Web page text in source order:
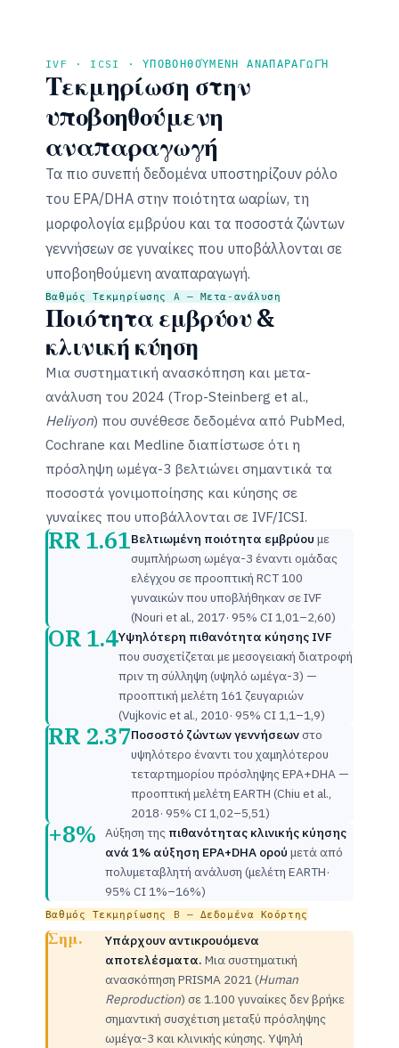
IVF · ICSI · ΥΠΟΒΟΗΘΟΎΜΕΝΗ ΑΝΑΠΑΡΑΓΩΓΉ
Τεκμηρίωση στην
υποβοηθούμενη
αναπαραγωγή
Τα πιο συνεπή δεδομένα υποστηρίζουν ρόλο
του EPA/DHA στην ποιότητα ωαρίων, τη
μορφολογία εμβρύου και τα ποσοστά ζώντων
γεννήσεων σε γυναίκες που υποβάλλονται σε
υποβοηθούμενη αναπαραγωγή.
Βαθμός Τεκμηρίωσης A — Μετα-ανάλυση
Ποιότητα εμβρύου &
κλινική κύηση
Μια συστηματική ανασκόπηση και μετα-
ανάλυση του 2024 (Trop-Steinberg et al.,
Heliyon) που συνέθεσε δεδομένα από PubMed,
Cochrane και Medline διαπίστωσε ότι η
πρόσληψη ωμέγα-3 βελτιώνει σημαντικά τα
ποσοστά γονιμοποίησης και κύησης σε
γυναίκες που υποβάλλονται σε IVF/ICSI.
RR 1.61Βελτιωμένη ποιότητα εμβρύου με
συμπλήρωση ωμέγα-3 έναντι ομάδας
ελέγχου σε προοπτική RCT 100
γυναικών που υποβλήθηκαν σε IVF
(Nouri et al., 2017· 95% CI 1,01–2,60)
OR 1.4Υψηλότερη πιθανότητα κύησης IVF
που συσχετίζεται με μεσογειακή διατροφή
πριν τη σύλληψη (υψηλό ωμέγα-3) —
προοπτική μελέτη 161 ζευγαριών
(Vujkovic et al., 2010· 95% CI 1,1–1,9)
RR 2.37Ποσοστό ζώντων γεννήσεωνστο
υψηλότερο έναντι του χαμηλότερου
τεταρτημορίου πρόσληψης EPA+DHA —
προοπτική μελέτη EARTH (Chiu et al.,
2018· 95% CI 1,02–5,51)
+8% Αύξηση της πιθανότητας κλινικής κύησης
ανά 1% αύξηση EPA+DHA ορού μετά από
πολυμεταβλητή ανάλυση (μελέτη EARTH·
95% CI 1%–16%)
Βαθμός Τεκμηρίωσης B — Δεδομένα Κοόρτης
Σημ.
Υπάρχουν αντικρουόμενα
αποτελέσματα. Μια συστηματική
ανασκόπηση PRISMA 2021 (Human
Reproduction) σε 1.100 γυναίκες δεν βρήκε
σημαντική συσχέτιση μεταξύ πρόσληψης
ωμέγα-3 και κλινικής κύησης. Υψηλή